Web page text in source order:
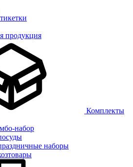
продукция
Комплекты
набор
наборы